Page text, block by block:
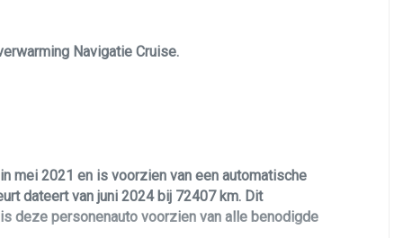
scherm standaard
verwarmd
Navigatie Cruise.
mei 2021 en is voorzien van een automatische
dateert van juni 2024 bij 72407 km. Dit
deze personenauto voorzien van alle benodigde